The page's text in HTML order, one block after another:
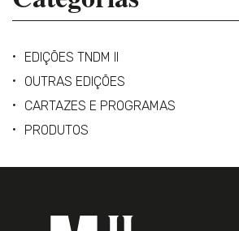
EDIÇÕES TNDM II
OUTRAS EDIÇÕES
CARTAZES E PROGRAMAS
PRODUTOS